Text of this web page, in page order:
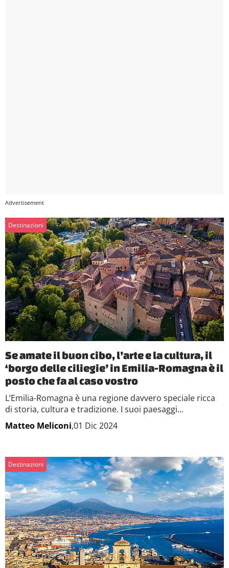
Destinazioni
Se amate il buon cibo, l’arte e la cultura, il
‘borgo delle ciliegie’ in Emilia-Romagna è il
posto che fa al caso vostro
L’Emilia-Romagna è una regione davvero speciale ricca
di storia, cultura e tradizione. I suoi paesaggi...
Matteo Meliconi,01 Dic 2024
Destinazioni